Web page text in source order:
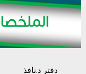
دفتر د.نافذ